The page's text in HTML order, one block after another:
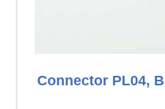
Connector PL04,